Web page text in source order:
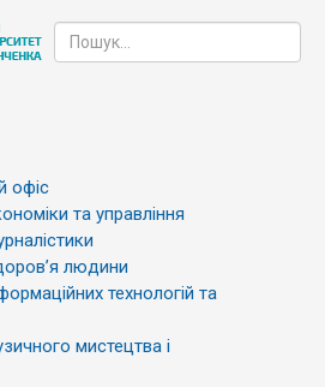
офіс
та управління
людини
технологій та
мистецтва і